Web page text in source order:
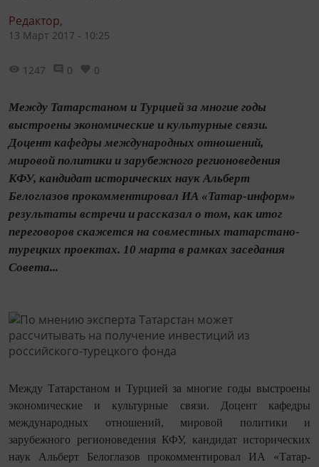
Редактор,
13 Март 2017 - 10:25
1247 0 0
Между Татарстаном и Турцией за многие годы
выстроены экономические и культурные связи.
Доцент кафедры международных отношений,
мировой политики и зарубежного регионоведения
КФУ, кандидат исторических наук Альберт
Белоглазов прокомментировал ИА «Татар-информ»
результаты встречи и рассказал о том, как итог
переговоров скажется на совместных татарстано-
турецких проектах. 10 марта в рамках заседания
Совета...
Между Татарстаном и Турцией за многие годы выстроены
экономические и культурные связи. Доцент кафедры
международных отношений, мировой политики и
зарубежного регионоведения КФУ, кандидат исторических
наук Альберт Белоглазов прокомментировал ИА «Татар-